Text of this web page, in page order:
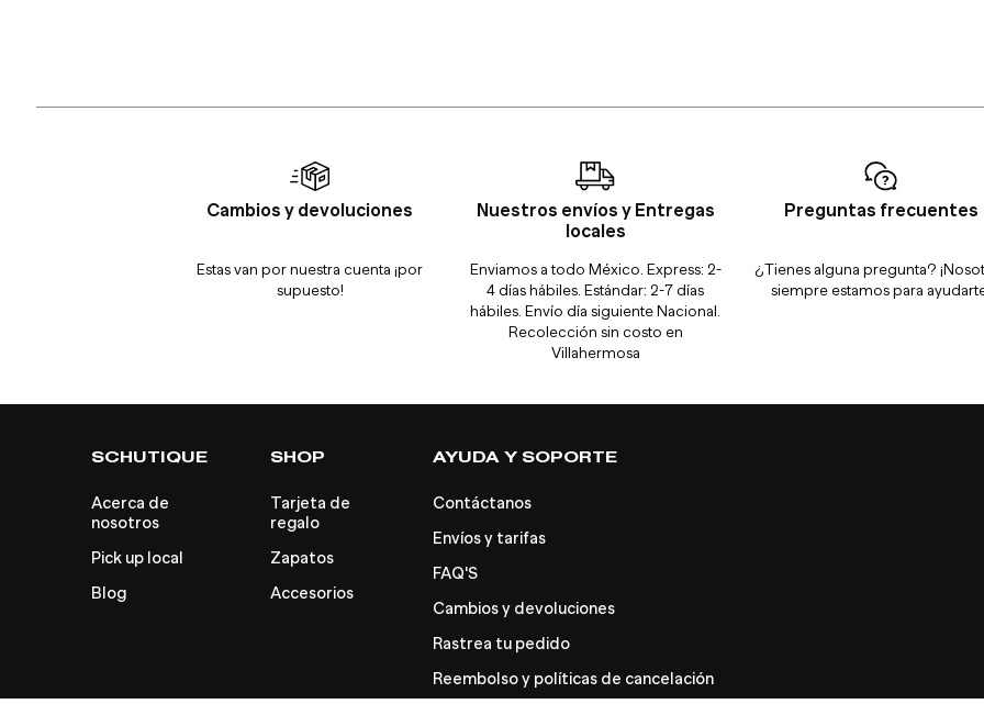
Cambios y devoluciones
Estas van por nuestra cuenta ¡por
supuesto!
Nuestros envíos y Entregas
locales
Enviamos a todo México. Express: 2-
4 días hábiles. Estándar: 2-7 días
hábiles. Envío día siguiente Nacional.
Recolección sin costo en
Villahermosa
Preguntas frecuentes
¿Tienes alguna pregunta?
siempre estamos para
SCHUTIQUE
Acerca de
nosotros
Pick up local
Blog
SHOP
Tarjeta de
regalo
Zapatos
Accesorios
AYUDA Y SOPORTE
Contáctanos
Envíos y tarifas
FAQ'S
Cambios y devoluciones
Rastrea tu pedido
Reembolso y políticas de cancelación